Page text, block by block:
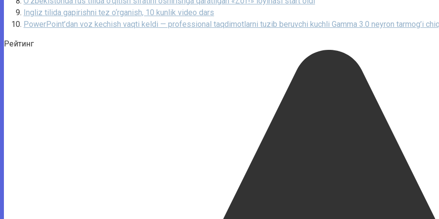
Ingliz tilida gapirishni tez o‘rganish, 10 kunlik video dars
PowerPoint’dan voz kechish vaqti keldi — professional taqdimotlarni tuzib beruvchi kuchli Gamma 3.0 neyron tarmog’i
Рейтинг